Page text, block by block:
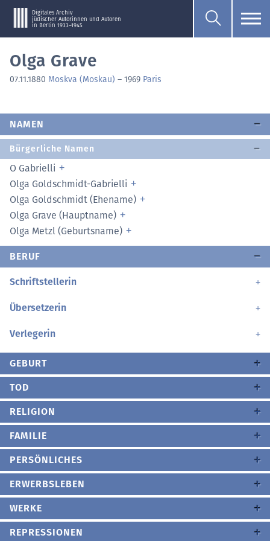
Digitales Archiv
jüdischer Autorinnen und Autoren
in Berlin 1933–1945
Olga Grave
07.11.1880 Moskva (Moskau) – 1969 Paris
NAMEN
Bürgerliche Namen
O Gabrielli
Olga Goldschmidt-Gabrielli
Olga Goldschmidt (Ehename)
Olga Grave (Hauptname)
Olga Metzl (Geburtsname)
BERUF
Schriftstellerin
Übersetzerin
Verlegerin
GEBURT
TOD
RELIGION
FAMILIE
PERSÖNLICHES
ERWERBSLEBEN
WERKE
REPRESSIONEN